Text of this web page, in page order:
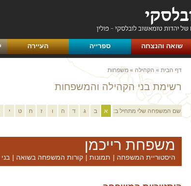
שואה והנצחה ספרייה העיירה
דף הבית » הקהילה »משפחות
רשימת בני הקהילה והמשפחות
שם המשפחה שלי מתחיל ב: א ב ג ד ה ו ז ח ט י
משפחת רייכמן
היסטוריית המשפחה | תמונות | קורות המשפחה בשואה |